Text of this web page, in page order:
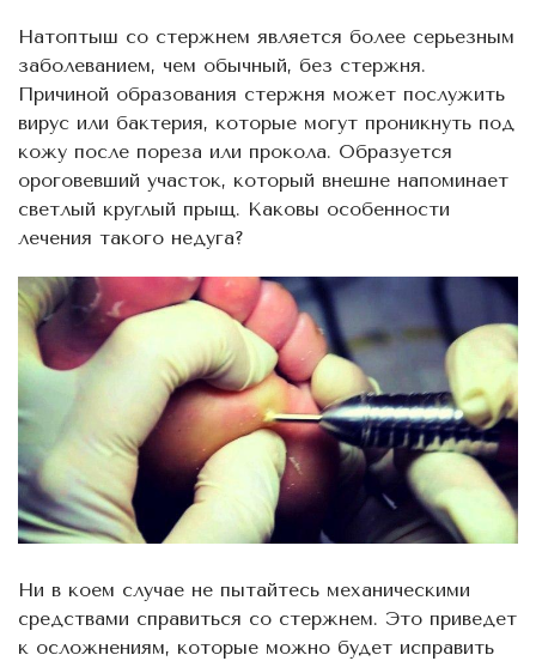
Натоптыш со стержнем является более серьезным
заболеванием, чем обычный, без стержня.
Причиной образования стержня может послужить
вирус или бактерия, которые могут проникнуть под
кожу после пореза или прокола. Образуется
ороговевший участок, который внешне напоминает
светлый круглый прыщ. Каковы особенности
лечения такого недуга?
Ни в коем случае не пытайтесь механическими
средствами справиться со стержнем. Это приведет
к осложнениям, которые можно будет исправить